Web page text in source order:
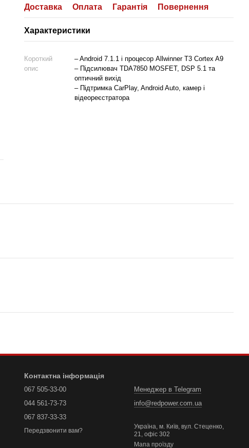
Доставка Оплата Гарантія Повернення
Характеристики
Короткий
опис
– Android 7.1.1 і процесор Allwinner T3 Cortex A9
– Підсилювач TDA7850 MOSFET, DSP 5.1 та
оптичний вихід
– Підтримка CarPlay, Android Auto, камер і
відеореєстратора
Контактна інформація
067 505-33-00
044 561-73-73
067 837-33-33
Передзвонити вам?
Менеджер в Telegram
info@redpower.com.ua
Україна, м. Київ, вул. Стеценко,
21, офіс 302
Мапа проїзду